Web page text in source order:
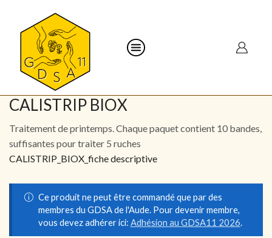
CALISTRIP BIOX
Traitement de printemps. Chaque paquet contient 10 bandes,
suffisantes pour traiter 5 ruches
CALISTRIP_BIOX_fiche descriptive
Ce produit ne peut être commandé que par des
membres du GDSA de l'Aude. Pour devenir membre,
vous devez adhérer ici: Adhésion au GDSA11 2026.